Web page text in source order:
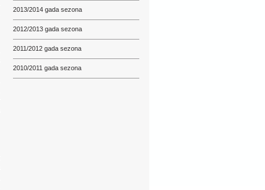
2013/2014 gada sezona
2012/2013 gada sezona
2011/2012 gada sezona
2010/2011 gada sezona